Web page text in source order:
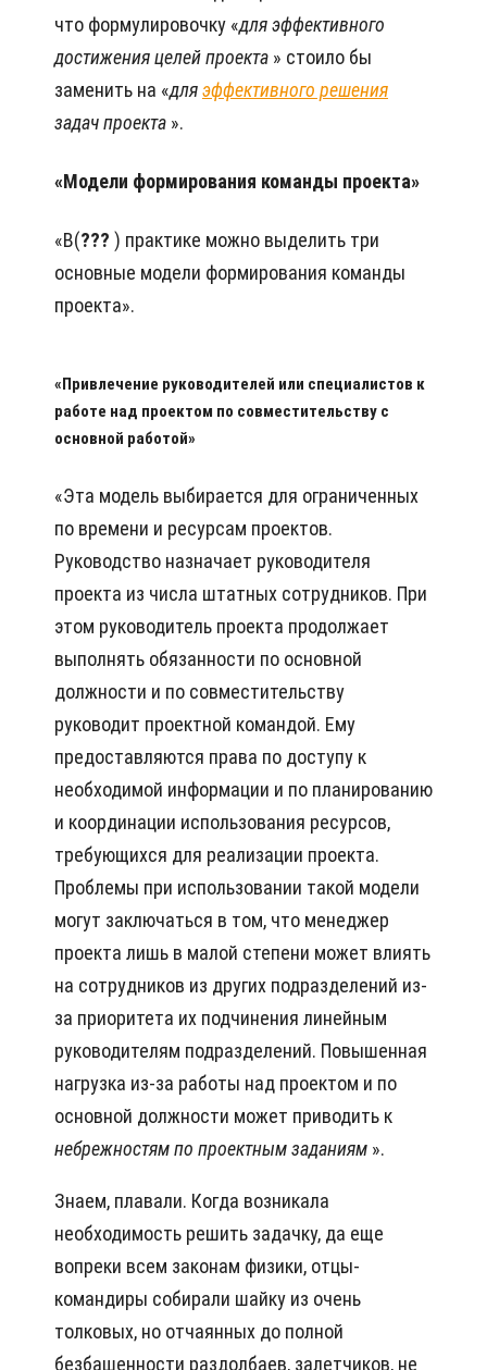
что формулировочку «дляэффективного
достижения целей проекта » стоило бы
заменить на «дляэффективного решения
задач проекта ».
«Модели формирования команды проекта»
«В(??? ) практике можно выделить три
основные модели формирования команды
проекта».
«Привлечение руководителей или специалистов к
работе над проектом по совместительству с
основной работой»
«Эта модель выбирается для ограниченных
по времени и ресурсам проектов.
Руководство назначает руководителя
проекта из числа штатных сотрудников. При
этом руководитель проекта продолжает
выполнять обязанности по основной
должности и по совместительству
руководит проектной командой. Ему
предоставляются права по доступу к
необходимой информации и по планированию
и координации использования ресурсов,
требующихся для реализации проекта.
Проблемы при использовании такой модели
могут заключаться в том, что менеджер
проекта лишь в малой степени может влиять
на сотрудников из других подразделений из-
за приоритета их подчинения линейным
руководителям подразделений. Повышенная
нагрузка из-за работы над проектом и по
основной должности может приводить к
небрежностямпо проектным заданиям ».
Знаем, плавали. Когда возникала
необходимость решить задачку, да еще
вопреки всем законам физики, отцы-
командиры собирали шайку из очень
толковых, но отчаянных до полной
безбашенности раздолбаев, залетчиков, не